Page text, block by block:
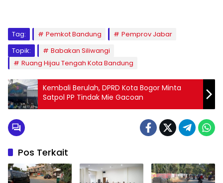
Tag: Pemkot Bandung
Pemprov Jabar
Topik:
Babakan Siliwangi
Ruang Hijau Tengah Kota Bandung
Kembali Berulah, DPRD Kota Bogor Minta
Satpol PP Tindak Mie Gacoan
Pos Terkait